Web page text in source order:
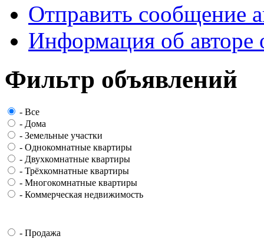
Отправить сообщение
Информация об авторе
Фильтр объявлений
- Все
- Дома
- Земельные участки
- Однокомнатные квартиры
- Двухкомнатные квартиры
- Трёхкомнатные квартиры
- Многокомнатные квартиры
- Коммерческая недвижимость
- Продажа